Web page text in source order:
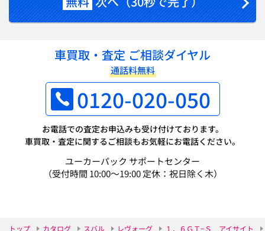
車買取・査定 ご相談ダイヤル
通話料無料
0120-020-050
お電話での査定お申込みも受け付けております。
車買取・査定に関するご相談もお気軽にお電話ください。
ユーカーパック サポートセンター
（受付時間 10:00～19:00 定休：祝日除く木）
トップ カタログ スバル レヴォーグ １．６ＧＴ−Ｓ アイサイト